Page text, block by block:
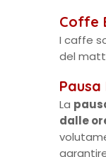
Coffe
I caffe
del
La
dalle